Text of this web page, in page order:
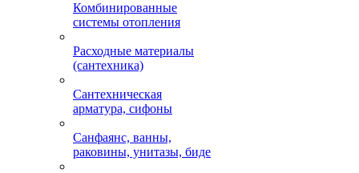
Комбинированные
системы отопления
Расходные материалы
(сантехника)
Сантехническая
арматура, сифоны
Санфаянс, ванны,
раковины, унитазы, биде